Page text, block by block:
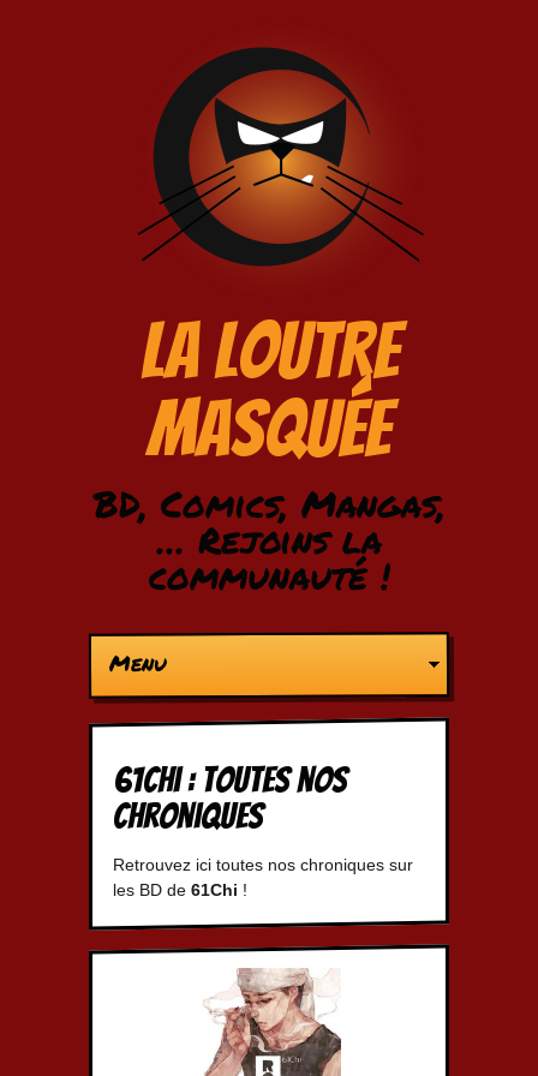
La Loutre
Masquée
BD, Comics, Mangas,
… Rejoins la
communauté !
Menu
61Chi : Toutes nos
chroniques
Retrouvez ici toutes nos chroniques sur
les BD de 61Chi !